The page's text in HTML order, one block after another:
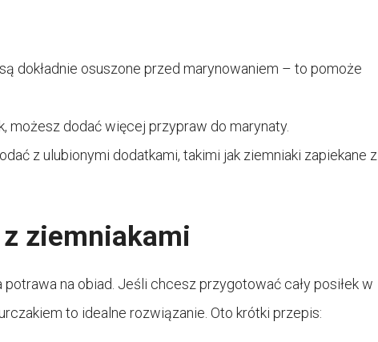
dokładnie osuszone przed marynowaniem – to pomoże
możesz dodać więcej przypraw do marynaty.
z ulubionymi dodatkami, takimi jak ziemniaki zapiekane z
ziemniakami
na obiad. Jeśli chcesz przygotować cały posiłek w
to idealne rozwiązanie. Oto krótki przepis: